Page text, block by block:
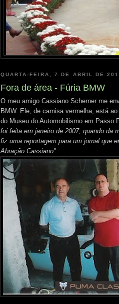
QUARTA-FEIRA, 7 DE ABRIL DE
Fora de área - Fúria BMW
O meu amigo Cassiano Scherner me
BMW. Ele, de camisa vermelha, está
do Museu do Automobilismo em Passo
foi feita em janeiro de 2007, quando da
fiz uma reportagem para um jornal que
Abração Cassiano"